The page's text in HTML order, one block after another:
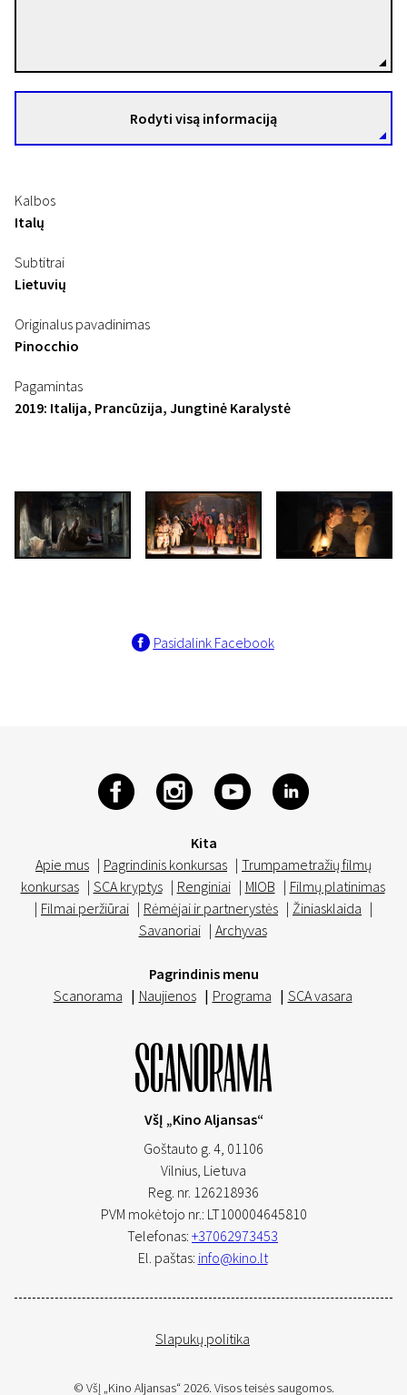
Rodyti visą informaciją
Kalbos
Italų
Subtitrai
Lietuvių
Originalus pavadinimas
Pinocchio
Pagamintas
2019: Italija, Prancūzija, Jungtinė Karalystė
Pasidalink Facebook
Kita
Apie mus | Pagrindinis konkursas | Trumpametražių filmų
konkursas | SCA kryptys | Renginiai | MIOB | Filmų platinimas
| Filmai peržiūrai | Rėmėjai ir partnerystės | Žiniasklaida |
Savanoriai | Archyvas
Pagrindinis menu
Scanorama | Naujienos | Programa | SCA vasara
VšĮ „Kino Aljansas“
Goštauto g. 4, 01106
Vilnius, Lietuva
Reg. nr. 126218936
PVM mokėtojo nr.: LT100004645810
Telefonas: +37062973453
El. paštas: info@kino.lt
Slapukų politika
© VšĮ „Kino Aljansas“ 2026. Visos teisės saugomos.